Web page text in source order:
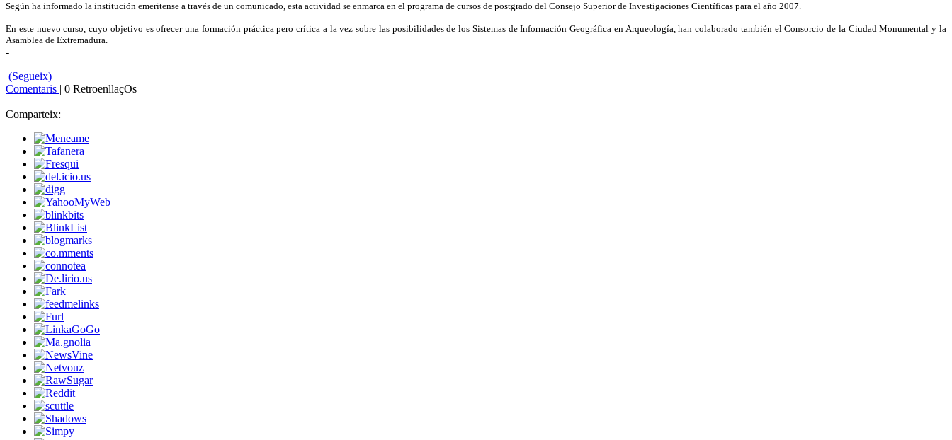
Según ha informado la institución emeritense a través de un comunicado, esta actividad se enmarca en el programa de cursos de postgrado del Consejo Superior de Investigaciones Científicas para el año 2007.
En este nuevo curso, cuyo objetivo es ofrecer una formación práctica pero crítica a la vez sobre las posibilidades de los Sistemas de Información Geográfica en Arqueología, han colaborado también el Consorcio de la Ciudad Monumental y la
Asamblea de Extremadura.
-
(Segueix)
Comentaris | 0 RetroenllaçOs
Comparteix: